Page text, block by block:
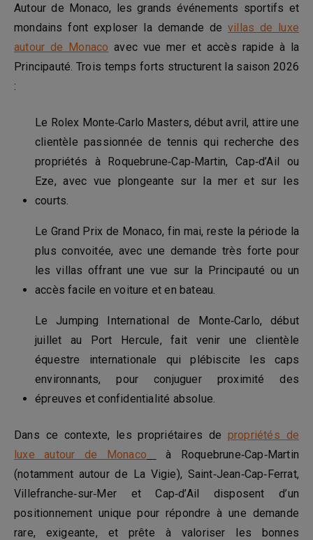
Autour de Monaco, les grands événements sportifs et
mondains font exploser la demande de villas de luxe
autour de Monaco avec vue mer et accès rapide à la
Principauté. Trois temps forts structurent la saison 2026
:
Le Rolex Monte‑Carlo Masters, début avril, attire une
clientèle passionnée de tennis qui recherche des
propriétés à Roquebrune‑Cap‑Martin, Cap‑d’Ail ou
Eze, avec vue plongeante sur la mer et sur les
courts.
Le Grand Prix de Monaco, fin mai, reste la période la
plus convoitée, avec une demande très forte pour
les villas offrant une vue sur la Principauté ou un
accès facile en voiture et en bateau.
Le Jumping International de Monte‑Carlo, début
juillet au Port Hercule, fait venir une clientèle
équestre internationale qui plébiscite les caps
environnants, pour conjuguer proximité des
épreuves et confidentialité absolue.
Dans ce contexte, les propriétaires de propriétés de
luxe autour de Monaco
à Roquebrune‑Cap‑Martin
(notamment autour de La Vigie), Saint‑Jean‑Cap‑Ferrat,
Villefranche‑sur‑Mer et Cap‑d’Ail disposent d’un
positionnement unique pour répondre à une demande
rare, exigeante, et prête à valoriser les bonnes